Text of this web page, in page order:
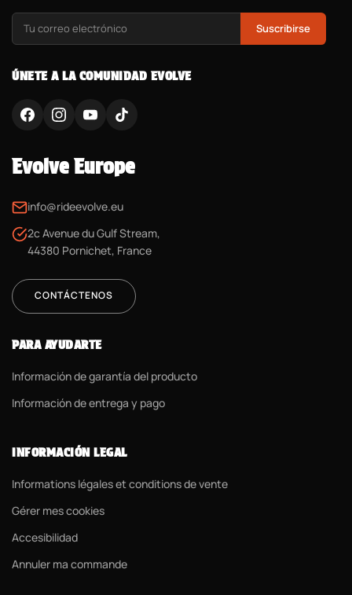
Suscribirse
ÚNETE A LA COMUNIDAD EVOLVE
Evolve Europe
info@rideevolve.eu
2c Avenue du Gulf Stream,
44380 Pornichet, France
CONTÁCTENOS
PARA AYUDARTE
Información de garantía del producto
Información de entrega y pago
INFORMACIÓN LEGAL
Informations légales et conditions de vente
Gérer mes cookies
Accesibilidad
Annuler ma commande